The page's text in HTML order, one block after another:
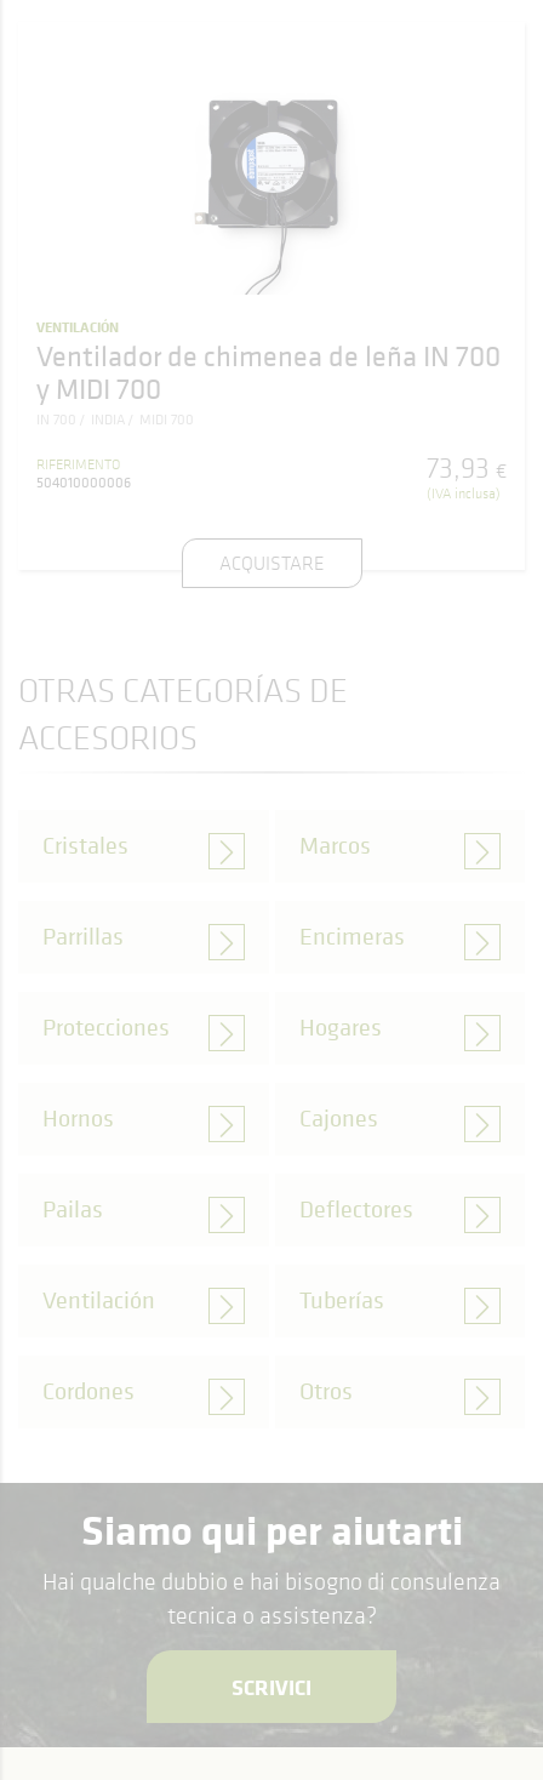
VENTILACIÓN
Ventilador de chimenea de leña IN 700
y MIDI 700
IN 700 INDIA MIDI 700
RIFERIMENTO
504010000006
73,93 €
(IVA inclusa)
ACQUISTARE
OTRAS CATEGORÍAS DE
ACCESORIOS
Cristales Marcos
Parrillas Encimeras
Protecciones Hogares
Hornos Cajones
Pailas Deflectores
Ventilación Tuberías
Cordones Otros
Siamo qui per aiutarti
Hai qualche dubbio e hai bisogno di consulenza
tecnica o assistenza?
SCRIVICI